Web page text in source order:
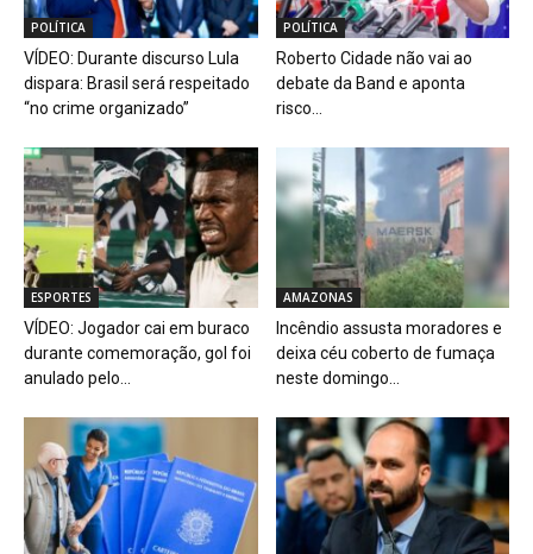
POLÍTICA
VÍDEO: Durante discurso Lula
dispara: Brasil será respeitado
“no crime organizado”
POLÍTICA
Roberto Cidade não vai ao
debate da Band e aponta
risco...
ESPORTES
VÍDEO: Jogador cai em buraco
durante comemoração, gol foi
anulado pelo...
AMAZONAS
Incêndio assusta moradores e
deixa céu coberto de fumaça
neste domingo...